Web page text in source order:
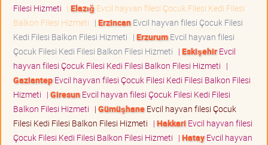
Filesi Hizmeti | Elazığ Evcil hayvan filesi Çocuk Filesi Kedi Filesi
Balkon Filesi Hizmeti | ErzincanEvcil hayvan filesi Çocuk Filesi
Kedi Filesi Balkon Filesi Hizmeti | ErzurumEvcil hayvan filesi
Çocuk Filesi Kedi Filesi Balkon Filesi Hizmeti | EskişehirEvcil
hayvan filesi Çocuk Filesi Kedi Filesi Balkon Filesi Hizmeti |
GaziantepEvcil hayvan filesi Çocuk Filesi Kedi Filesi Balkon Filesi
Hizmeti | GiresunEvcil hayvan filesi Çocuk Filesi Kedi Filesi
Balkon Filesi Hizmeti | GümüşhaneEvcil hayvan filesi Çocuk
Filesi Kedi Filesi Balkon Filesi Hizmeti | Hakkari Evcil hayvan filesi
Çocuk Filesi Kedi Filesi Balkon Filesi Hizmeti | HatayEvcil hayvan